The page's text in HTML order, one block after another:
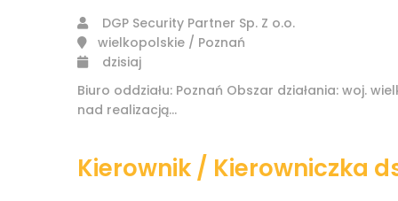
DGP Security Partner Sp. Z o.o.
wielkopolskie / Poznań
dzisiaj
Biuro oddziału: Poznań Obszar działania: woj.
nad realizacją...
Kierownik / Kierowniczka